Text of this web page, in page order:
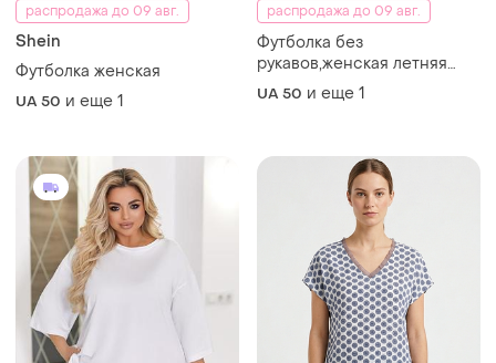
распродажа до 09 авг.
Shein
Футболка женская
UA 50 и еще 1
распродажа до 09 авг.
Футболка без
рукавов,женская летняя
футболка
UA 50 и еще 1